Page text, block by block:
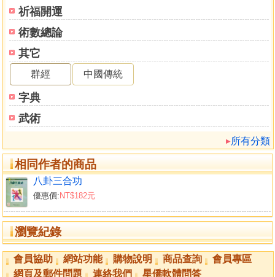
祈福開運
術數總論
其它
群經 中國傳統
字典
武術
所有分類
相同作者的商品
八卦三合功
優惠價: NT$182元
瀏覽紀錄
第四十六掌 懶龍臥枕
第四十七掌 扭手提撩
第四十八掌 進步塌掌
第七趟
第四十九掌 插花掖肋
第 五十 掌 單鳳投巢
第五十一掌 裡挫外跺
第五十二掌 掩肘推山
第五十四掌 轉身擂腰
第五十五掌 猿猴爬杆
第五十六掌 彎弓射虎
第八趟
第五十七掌 四龍取水
第五十八掌 懷中抱月
第五十九掌 仙人簸米
第 六十 掌 捋手戲珠
第六十一掌 張飛蹁馬
會員協助 網站功能 購物說明 商品查詢
會員專區
網頁及郵件問題
連絡我們 星僑軟體問答